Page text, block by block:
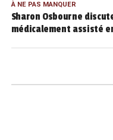
À NE PAS MANQUER
Sharon Osbourne
médicalement assisté